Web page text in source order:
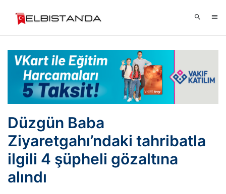
Düzgün Baba
Ziyaretgahı’ndaki tahribatla
ilgili 4 şüpheli gözaltına
alındı